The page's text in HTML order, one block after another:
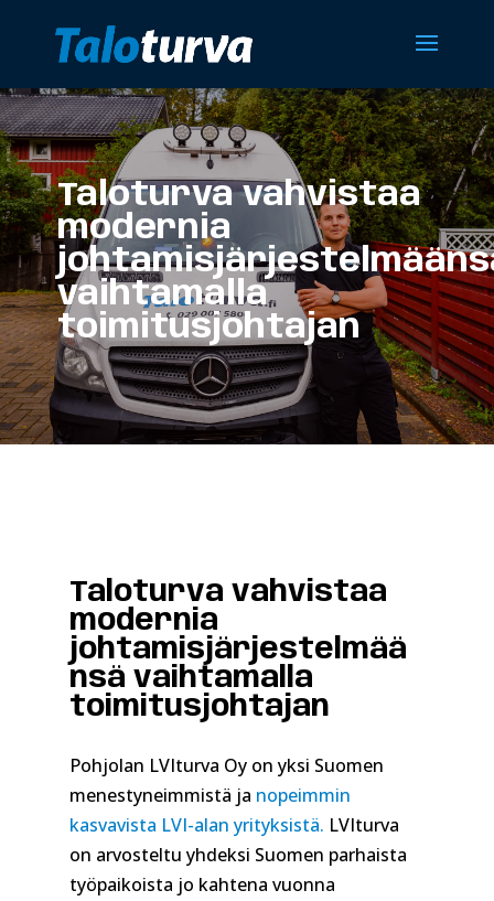
Taloturva vahvistaa
modernia
vaihtamalla
toimitusjohtajan
Taloturva vahvistaa
modernia
johtamisjärjestelmää
nsä vaihtamalla
toimitusjohtajan
Pohjolan LVIturva Oy on yksi Suomen
menestyneimmistä ja nopeimmin
kasvavista LVI-alan yrityksistä. LVIturva
on arvosteltu yhdeksi Suomen parhaista
työpaikoista jo kahtena vuonna